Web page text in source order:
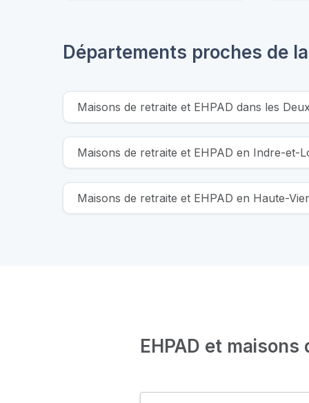
Départements proches de
Maisons de retraite et EHPAD dans les
Maisons de retraite et EHPAD en Indre-et-
Maisons de retraite et EHPAD en Haute-
EHPAD et